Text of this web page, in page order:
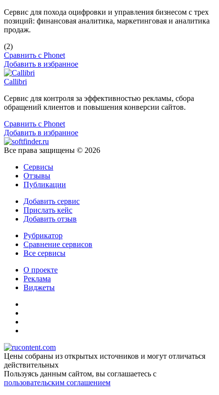
Сервис для похода оцифровки и управления бизнесом с трех
позиций: финансовая аналитика, маркетинговая и аналитика
продаж.
(2)
Сравнить с Phonet
Добавить в избранное
Callibri
Сервис для контроля за эффективностью рекламы, сбора
обращений клиентов и повышения конверсии сайтов.
Сравнить с Phonet
Добавить в избранное
Все права защищены © 2026
Сервисы
Отзывы
Публикации
Добавить сервис
Прислать кейс
Добавить отзыв
Рубрикатор
Сравнение сервисов
Все сервисы
О проекте
Реклама
Виджеты
Цены собраны из открытых источников и могут отличаться
действительных
Пользуясь данным сайтом, вы соглашаетесь c
пользовательским соглашением